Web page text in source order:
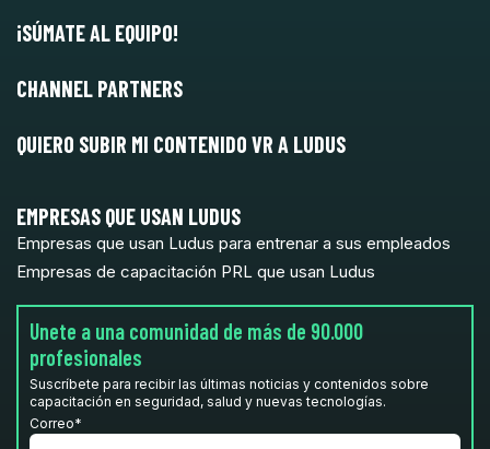
¡SÚMATE AL EQUIPO!
CHANNEL PARTNERS
QUIERO SUBIR MI CONTENIDO VR A LUDUS
EMPRESAS QUE USAN LUDUS
Empresas que usan Ludus para entrenar a sus empleados
Empresas de capacitación PRL que usan Ludus
Unete a una comunidad de más de 90.000
profesionales
Suscríbete para recibir las últimas noticias y contenidos sobre
capacitación en seguridad, salud y nuevas tecnologías.
Correo*